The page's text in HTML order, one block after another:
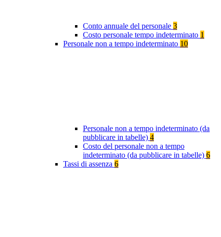
Conto annuale del personale 3
Costo personale tempo indeterminato 1
Personale non a tempo indeterminato 10
Personale non a tempo indeterminato (da
pubblicare in tabelle) 4
Costo del personale non a tempo
indeterminato (da pubblicare in tabelle) 6
Tassi di assenza 6